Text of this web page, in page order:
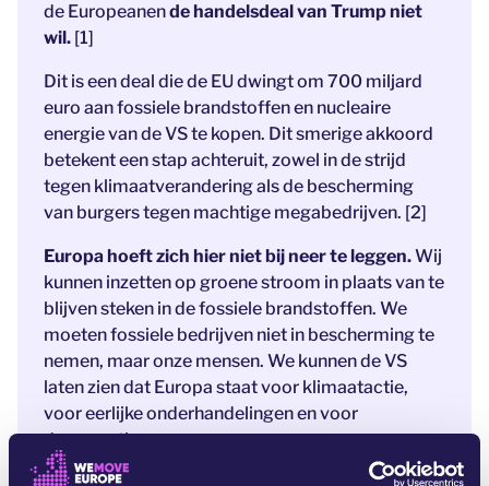
de Europeanende handelsdeal van Trump niet
wil. [1]
Dit is een deal die de EU dwingt om 700 miljard
euro aan fossiele brandstoffen en nucleaire
energie van de VS te kopen. Dit smerige akkoord
betekent een stap achteruit, zowel in de strijd
tegen klimaatverandering als de bescherming
van burgers tegen machtige megabedrijven. [2]
Europa hoeft zich hier niet bij neer te leggen.Wij
kunnen inzetten op groene stroom in plaats van te
blijven steken in de fossiele brandstoffen. We
moeten fossiele bedrijven niet in bescherming te
nemen, maar onze mensen. We kunnen de VS
laten zien dat Europa staat voor klimaatactie,
voor eerlijke onderhandelingen en voor
democratie.